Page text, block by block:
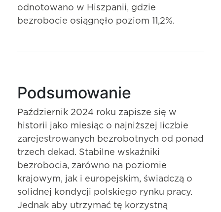
odnotowano w Hiszpanii, gdzie
bezrobocie osiągnęło poziom 11,2%.
Podsumowanie
Październik 2024 roku zapisze się w
historii jako miesiąc o najniższej liczbie
zarejestrowanych bezrobotnych od ponad
trzech dekad. Stabilne wskaźniki
bezrobocia, zarówno na poziomie
krajowym, jak i europejskim, świadczą o
solidnej kondycji polskiego rynku pracy.
Jednak aby utrzymać tę korzystną